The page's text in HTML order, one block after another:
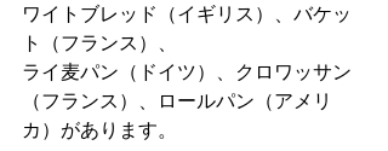
ワイトブレッド（イギリス）、バケッ
ト（フランス）、
ライ麦パン（ドイツ）、クロワッサン
（フランス）、ロールパン（アメリ
カ）があります。